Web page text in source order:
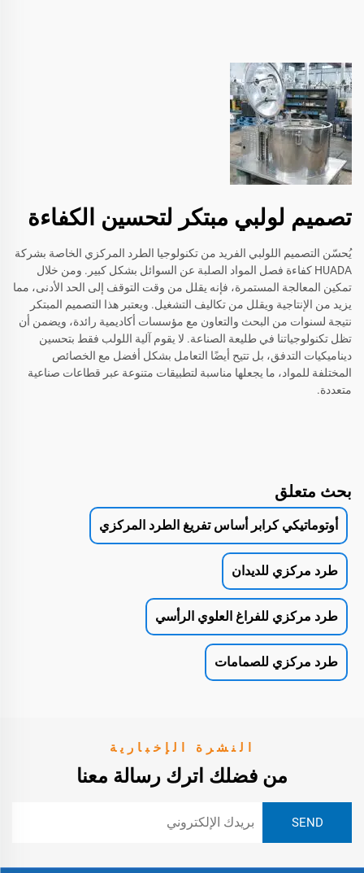
تصميم لولبي مبتكر لتحسين الكفاءة
يُحسّن التصميم اللولبي الفريد من تكنولوجيا الطرد المركزي الخاصة بشركة
HUADA كفاءة فصل المواد الصلبة عن السوائل بشكل كبير. ومن خلال
تمكين المعالجة المستمرة، فإنه يقلل من وقت التوقف إلى الحد الأدنى، مما
يزيد من الإنتاجية ويقلل من تكاليف التشغيل. ويعتبر هذا التصميم المبتكر
نتيجة لسنوات من البحث والتعاون مع مؤسسات أكاديمية رائدة، ويضمن أن
تظل تكنولوجياتنا في طليعة الصناعة. لا يقوم آلية اللولب فقط بتحسين
ديناميكيات التدفق، بل تتيح أيضًا التعامل بشكل أفضل مع الخصائص
المختلفة للمواد، ما يجعلها مناسبة لتطبيقات متنوعة عبر قطاعات صناعية
متعددة.
بحث متعلق
أوتوماتيكي كرابر أساس تفريغ الطرد المركزي
طرد مركزي للديدان
طرد مركزي للفراغ العلوي الرأسي
طرد مركزي للصمامات
النشرة الإخبارية
من فضلك اترك رسالة معنا